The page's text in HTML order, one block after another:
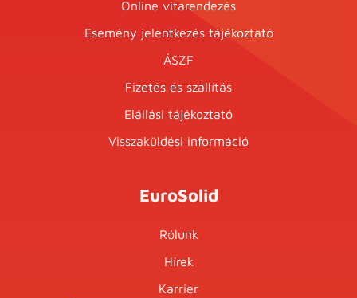
Online vitarendezés
Esemény jelentkezés tájékoztató
ÁSZF
Fizetés és szállítás
Elállási tájékoztató
Visszaküldési információ
EuroSolid
Rólunk
Hírek
Karrier